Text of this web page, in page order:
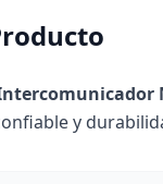
y